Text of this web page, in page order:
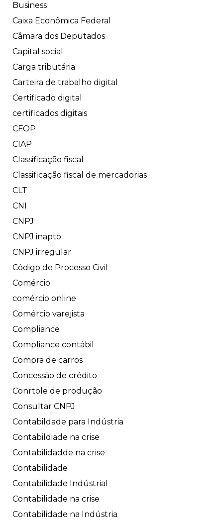
Business
Caixa Econômica Federal
Câmara dos Deputados
Capital social
Carga tributária
Carteira de trabalho digital
Certificado digital
certificados digitais
CFOP
CIAP
Classificação fiscal
Classificação fiscal de mercadorias
CLT
CNI
CNPJ
CNPJ inapto
CNPJ irregular
Código de Processo Civil
Comércio
comércio online
Comércio varejista
Compliance
Compliance contábil
Compra de carros
Concessão de crédito
Conrtole de produção
Consultar CNPJ
Contabildade para Indústria
Contabildiade na crise
Contabilidadde na crise
Contabilidade
Contabilidade Indústrial
Contabilidade na crise
Contabilidade na Indústria